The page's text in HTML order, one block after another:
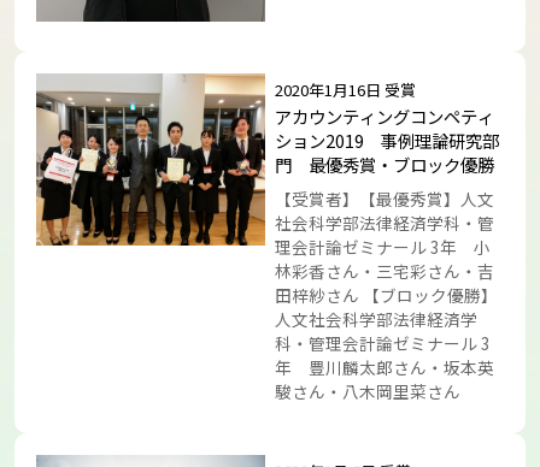
2020年1月16日 受賞
アカウンティングコンペティ
ション2019 事例理論研究部
門 最優秀賞・ブロック優勝
【受賞者】【最優秀賞】人文
社会科学部法律経済学科・管
理会計論ゼミナール 3年 小
林彩香さん・三宅彩さん・吉
田梓紗さん 【ブロック優勝】
人文社会科学部法律経済学
科・管理会計論ゼミナール 3
年 豊川麟太郎さん・坂本英
駿さん・八木岡里菜さん